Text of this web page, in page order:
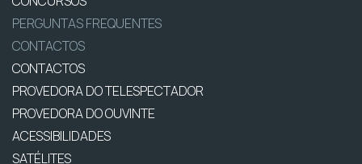
PERGUNTAS FREQUENTES
CONTACTOS
CONTACTOS
PROVEDORA DO TELESPECTADOR
PROVEDORA DO OUVINTE
ACESSIBILIDADES
SATÉLITES